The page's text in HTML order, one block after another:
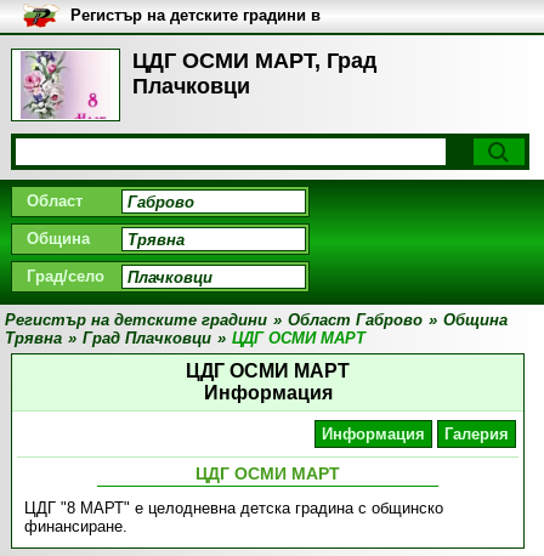
ЦДГ ОСМИ МАРТ, Град
Плачковци
Регистър на детските градини в
България
Област
Община
Град/село
Регистър на детските градини » Област Габрово » Община
Трявна » Град Плачковци » ЦДГ ОСМИ МАРТ
ЦДГ ОСМИ МАРТ
Информация
Информация Галерия
ЦДГ ОСМИ МАРТ
ЦДГ "8 МАРТ" е целодневна детска градина с общинско
финансиране.